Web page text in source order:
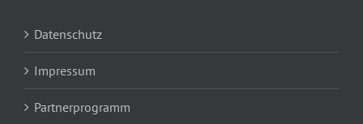
Datenschutz
Impressum
Partnerprogramm